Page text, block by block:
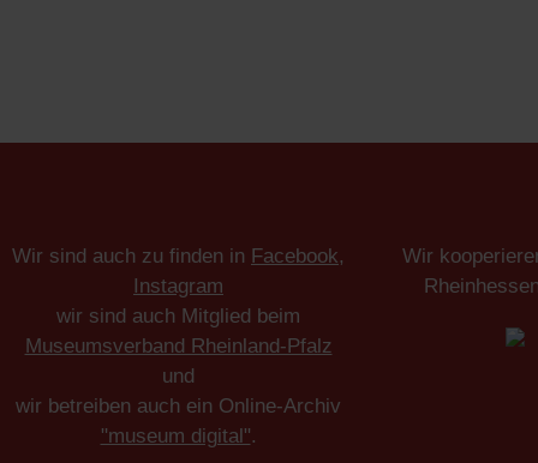
Wir sind auch zu finden in Facebook,
Instagram
wir sind auch Mitglied beim
Museumsverband Rheinland-Pfalz
und
wir betreiben auch ein Online-Archiv
"museum digital".
Wir